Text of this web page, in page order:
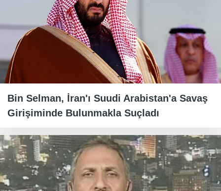
Bin Selman, İran'ı Suudi Arabistan'a Savaş
Girişiminde Bulunmakla Suçladı